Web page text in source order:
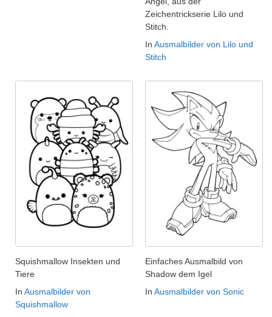
Zeichentrickserie Lilo und
Stitch.
In Ausmalbilder von Lilo und
Stitch
Squishmallow Insekten und
Tiere
In Ausmalbilder von
Squishmallow
Einfaches Ausmalbild von
Shadow dem Igel
In Ausmalbilder von Sonic